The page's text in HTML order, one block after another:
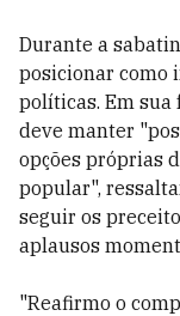
Durante a
posicionar como
políticas. Em sua
deve manter
opções próprias
popular",
seguir os
aplausos
"Reafirmo o